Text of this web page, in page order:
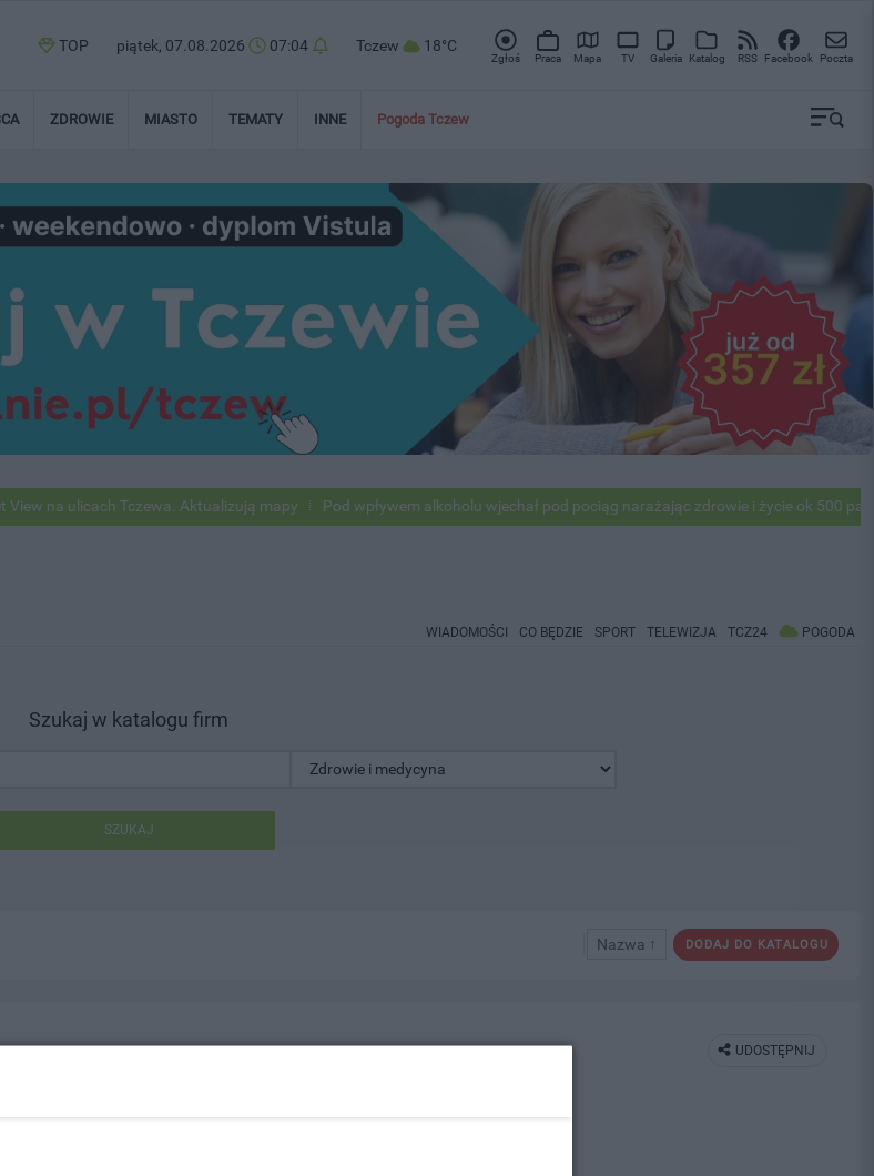
TOP piątek, 07.08.2026 07:04 Tczew 18°C
Zgłoś Praca Mapa TV Galeria Katalog RSS Facebook Poczta
ZDROWIE MIASTO TEMATY INNE Pogoda Tczew
na ulicach Tczewa. Aktualizują mapy Pod wpływem alkoholu wjechał pod pociąg narażając zdrowie i życie ok 500
WIADOMOŚCI CO BĘDZIE SPORT TELEWIZJA TCZ24 POGODA
Szukaj w katalogu firm
SZUKAJ
DODAJ DO KATALOGU
Nazwa ↑
UDOSTĘPNIJ